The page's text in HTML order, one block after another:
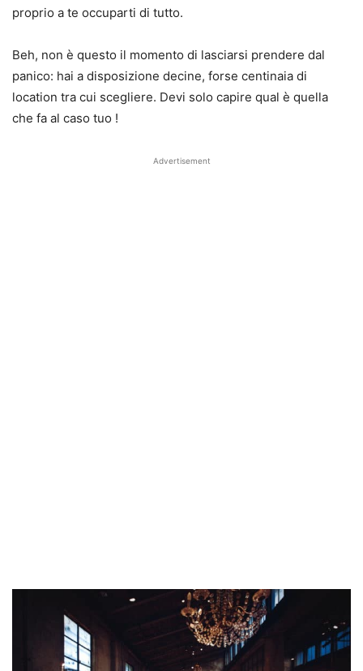
proprio a te occuparti di tutto.
Beh, non è questo il momento di lasciarsi prendere dal
panico: hai a disposizione decine, forse centinaia di
location tra cui scegliere. Devi solo capire qual è quella
che fa al caso tuo !
Advertisement